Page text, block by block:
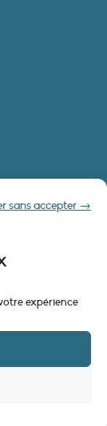
expérience
sans accepter →